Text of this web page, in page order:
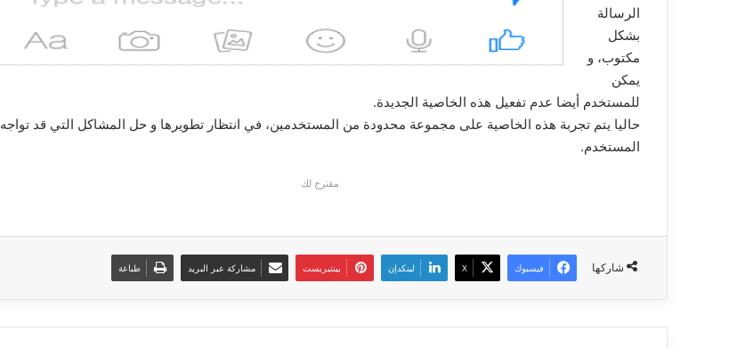
الرسالة
بشكل
مكتوب، و
يمكن
للمستخدم أيضا عدم تفعيل هذه الخاصية الجديدة.
حاليا يتم تجربة هذه الخاصية على مجموعة محدودة من المستخدمين، في انتظار تطويرها و حل المشاكل التي قد تواجه
المستخدم.
مقترح لك
شاركها فيسبوك ‫X لينكدإن بينتيريست مشاركة عبر البريد طباعة